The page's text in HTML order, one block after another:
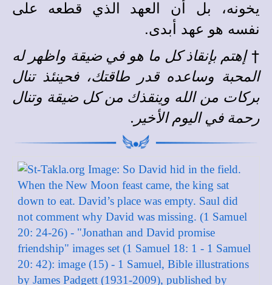
يخونه، بل أن العهد الذي قطعه على
نفسه هو عهد أبدى.
†إهتم بإنقاذ كل ما هو في ضيقة واظهر له
المحبة وساعده قدر طاقتك، فحينئذ تنال
بركات من الله وينقذك من كل ضيقة وتنال
رحمة في اليوم الأخير.